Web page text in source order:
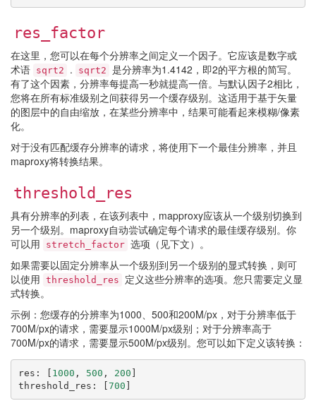
res_factor
在这里，您可以在每个分辨率之间定义一个因子。它应该是数字或
术语 sqrt2 . sqrt2 是分辨率为1.4142，即2的平方根的简写。
有了这个因素，分辨率每提高一秒就提高一倍。与默认因子2相比，
您将在所有标准级别之间获得另一个缓存级别。这适用于基于矢量
的图层中的自由缩放，在某些分辨率中，结果可能看起来模糊/像素
化。
对于没有匹配缓存分辨率的请求，将使用下一个最佳分辨率，并且
maproxy将转换结果。
threshold_res
具有分辨率的列表，在该列表中，mapproxy应该从一个级别切换到
另一个级别。maproxy自动尝试确定每个请求的最佳缓存级别。你
可以用
stretch_factor 选项（见下文）。
如果需要以固定分辨率从一个级别到另一个级别的显式转换，则可
以使用 threshold_res
定义这些分辨率的选项。您只需要定义显
式转换。
示例：您缓存的分辨率为1000、500和200M/px，对于分辨率低于
700M/px的请求，需要显示1000M/px级别；对于分辨率高于
700M/px的请求，需要显示500M/px级别。您可以如下定义该转换：
res : [ 1000 , 500 , 200 ]
threshold_res : [700 ]